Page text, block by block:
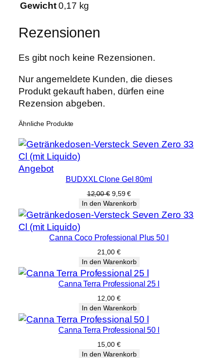
Gewicht 0,17 kg
Rezensionen
Es gibt noch keine Rezensionen.
Nur angemeldete Kunden, die dieses
Produkt gekauft haben, dürfen eine
Rezension abgeben.
Ähnliche Produkte
AngebotProdukt
Angebot
BUDXXL Clone Gel 80ml
12,00€ Ursprünglicher
Preis
war:
12,00 €
9,59€Aktueller
Preis
ist:
9,59 €.
In den Warenkorb
Canna Coco Professional Plus 50 l
21,00 €
In den Warenkorb
Canna Terra Professional 25 l
12,00 €
In den Warenkorb
Canna Terra Professional 50 l
15,00 €
In den Warenkorb